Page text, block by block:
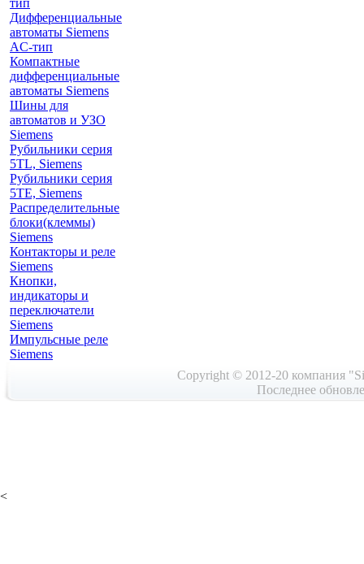
тип
Дифференциальные
автоматы Siemens
AС-тип
Компактные
дифференциальные
автоматы Siemens
Шины для
автоматов и УЗО
Siemens
Рубильники серия
5TL, Siemens
Рубильники серия
5TE, Siemens
Распределительные
блоки(клеммы)
Siemens
Контакторы и реле
Siemens
Кнопки,
индикаторы и
переключатели
Siemens
Импульсные реле
Siemens
Copyright © 2012-20 компания
Последнее
<